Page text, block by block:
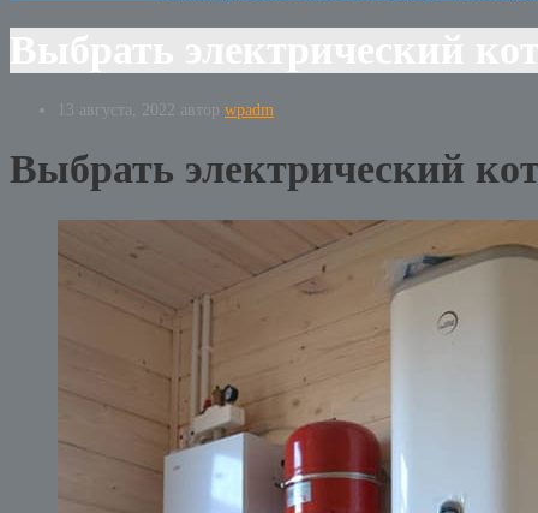
13 августа, 2022 автор wpadm
Выбрать электрический